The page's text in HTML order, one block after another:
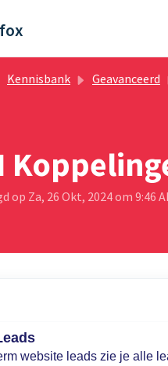
Kennisbank Geavanceerd
op Za, 26 Okt, 2024 om 9:46
website leads zie je alle